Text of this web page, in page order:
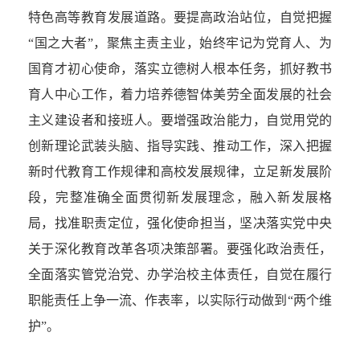
特色高等教育发展道路。要提高政治站位，自觉把握
“国之大者”，聚焦主责主业，始终牢记为党育人、为
国育才初心使命，落实立德树人根本任务，抓好教书
育人中心工作，着力培养德智体美劳全面发展的社会
主义建设者和接班人。要增强政治能力，自觉用党的
创新理论武装头脑、指导实践、推动工作，深入把握
新时代教育工作规律和高校发展规律，立足新发展阶
段，完整准确全面贯彻新发展理念，融入新发展格
局，找准职责定位，强化使命担当，坚决落实党中央
关于深化教育改革各项决策部署。要强化政治责任，
全面落实管党治党、办学治校主体责任，自觉在履行
职能责任上争一流、作表率，以实际行动做到“两个维
护”。